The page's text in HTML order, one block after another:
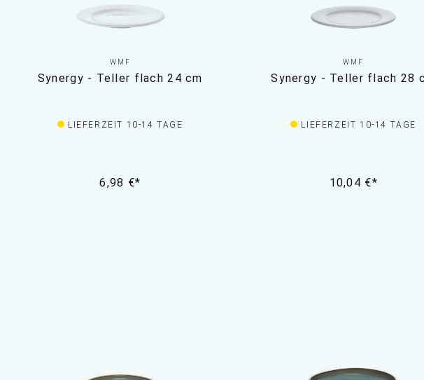
WMF
Synergy - Teller flach 24 cm
LIEFERZEIT 10-14 TAGE
6,98 €*
WMF
Synergy - Teller flach 28
LIEFERZEIT 10-14 TAGE
10,04 €*